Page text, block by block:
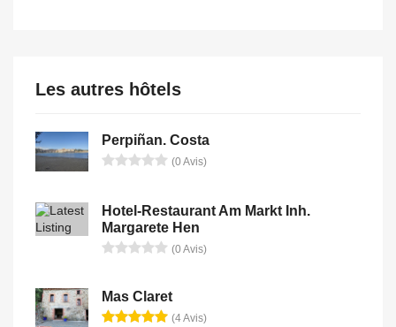
Les autres hôtels
Perpiñan. Costa
(0 Avis)
Hotel-Restaurant Am Markt Inh.
Margarete Hen
(0 Avis)
Mas Claret
(4 Avis)